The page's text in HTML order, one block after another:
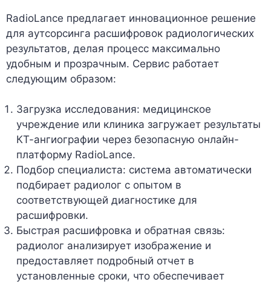
RadioLance предлагает инновационное решение
для аутсорсинга расшифровок радиологических
результатов, делая процесс максимально
удобным и прозрачным. Сервис работает
следующим образом:
Загрузка исследования: медицинское
учреждение или клиника загружает результаты
КТ-ангиографии через безопасную онлайн-
платформу RadioLance.
Подбор специалиста: система автоматически
подбирает радиолог с опытом в
соответствующей диагностике для
расшифровки.
Быстрая расшифровка и обратная связь:
радиолог анализирует изображение и
предоставляет подробный отчет в
установленные сроки, что обеспечивает